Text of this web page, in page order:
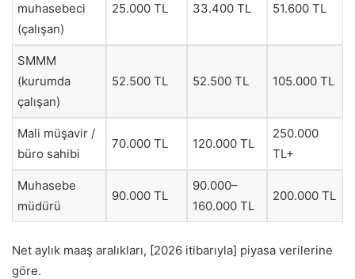
muhasebeci
(çalışan)
25.000 TL 33.400 TL 51.600 TL
SMMM
(kurumda
çalışan)
52.500 TL 52.500 TL 105.000 TL
Mali müşavir /
büro sahibi
70.000 TL 120.000 TL
250.000
TL+
Muhasebe
müdürü
90.000 TL
90.000–
160.000 TL
200.000 TL
Net aylık maaş aralıkları, [2026 itibarıyla] piyasa verilerine
göre.